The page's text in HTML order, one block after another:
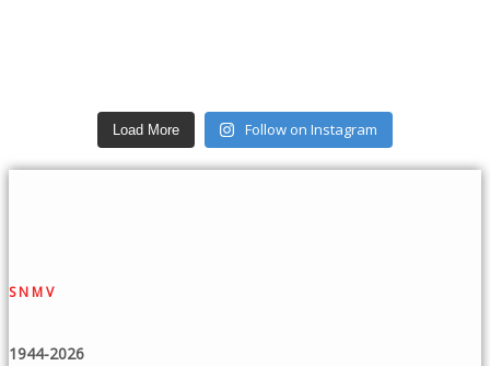
Load More Follow on Instagram
SNMV
1944-2026